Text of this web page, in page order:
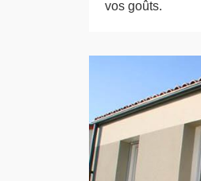
vos goûts.